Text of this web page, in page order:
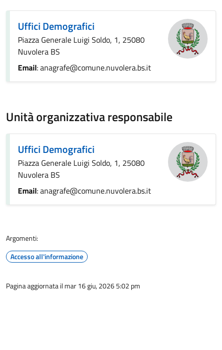
Uffici Demografici
Piazza Generale Luigi Soldo, 1, 25080
Nuvolera BS
Email: anagrafe@comune.nuvolera.bs.it
Unità organizzativa responsabile
Uffici Demografici
Piazza Generale Luigi Soldo, 1, 25080
Nuvolera BS
Email: anagrafe@comune.nuvolera.bs.it
Argomenti:
Accesso all'informazione
Pagina aggiornata il mar 16 giu, 2026 5:02 pm